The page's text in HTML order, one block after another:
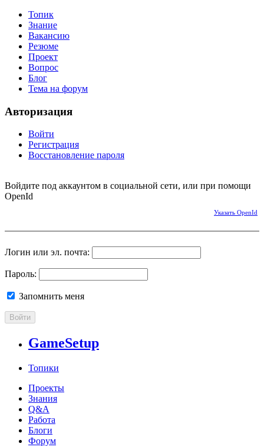
Топик
Знание
Вакансию
Резюме
Проект
Вопрос
Блог
Тема на форум
Авторизация
Войти
Регистрация
Восстановление пароля
Войдите под аккаунтом в социальной сети, или при помощи
OpenId
Указать OpenId
Логин или эл. почта:
Пароль:
Запомнить меня
Войти
GameSetup
Топики
Проекты
Знания
Q&A
Работа
Блоги
Форум